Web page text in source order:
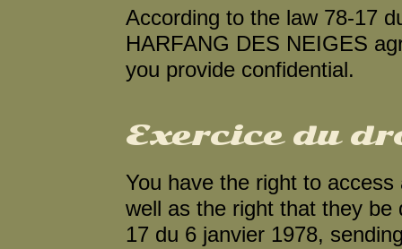
According to the law 78-17
HARFANG DES NEIGES
you provide confidential.
Exercice du
You have the right to
well as the right that they
17 du 6 janvier 1978,